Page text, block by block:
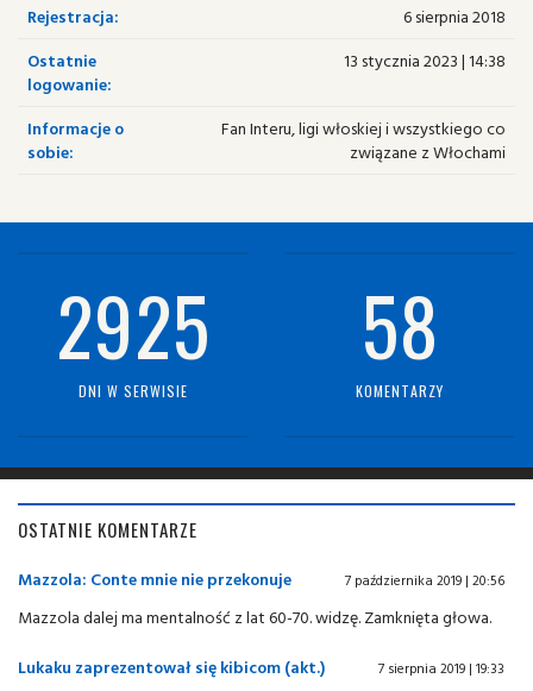
Rejestracja:
6 sierpnia 2018
Ostatnie
logowanie:
13 stycznia 2023 | 14:38
Informacje o
sobie:
Fan Interu, ligi włoskiej i wszystkiego co
związane z Włochami
2925
DNI W SERWISIE
58
KOMENTARZY
OSTATNIE KOMENTARZE
Mazzola: Conte mnie nie przekonuje 7 października 2019 | 20:56
Mazzola dalej ma mentalność z lat 60-70. widzę. Zamknięta głowa.
Lukaku zaprezentował się kibicom (akt.)
7 sierpnia 2019 | 19:33